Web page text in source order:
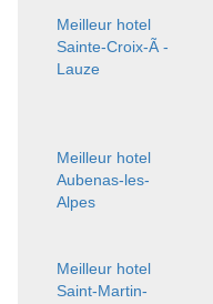
Meilleur hotel
Sainte-Croix-Ã -
Lauze
Meilleur hotel
Aubenas-les-
Alpes
Meilleur hotel
Saint-Martin-